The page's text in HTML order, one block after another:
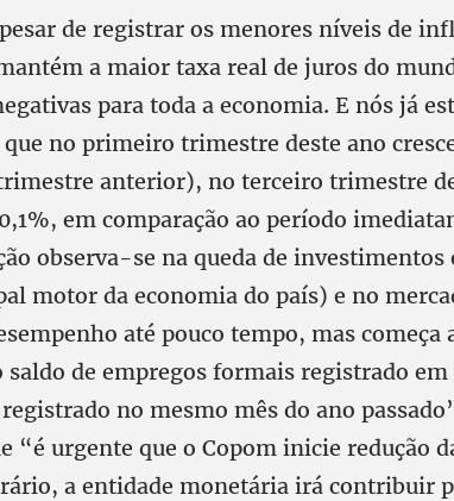
de registrar os menores níveis de
a maior taxa real de juros do
para toda a economia. E nós já
no primeiro trimestre deste ano
anterior), no terceiro trimestre
em comparação ao período
observa-se na queda de investimentos
motor da economia do país) e no
até pouco tempo, mas começa
saldo de empregos formais registrado
no mesmo mês do ano
“é urgente que o Copom inicie redução
a entidade monetária irá contribuir